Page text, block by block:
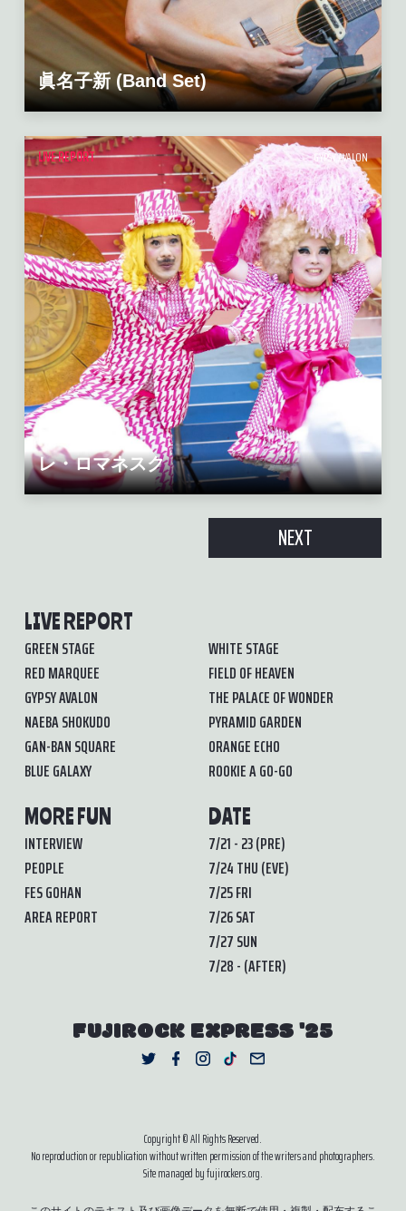
眞名子新 (Band Set)
LIVE REPORT GYPSY AVALON
レ・ロマネスク
NEXT
LIVE REPORT
GREEN STAGE
WHITE STAGE
RED MARQUEE
FIELD OF HEAVEN
GYPSY AVALON
THE PALACE OF WONDER
NAEBA SHOKUDO
PYRAMID GARDEN
GAN-BAN SQUARE
ORANGE ECHO
BLUE GALAXY
ROOKIE A GO-GO
MORE FUN
INTERVIEW
PEOPLE
FES GOHAN
AREA REPORT
DATE
7/21 - 23 (PRE)
7/24 THU (EVE)
7/25 FRI
7/26 SAT
7/27 SUN
7/28 - (AFTER)
FUJIROCK EXPRESS '25
Copyright © All Rights Reserved.
No reproduction or republication without written permission of the writers and photographers.
Site managed by fujirockers.org.